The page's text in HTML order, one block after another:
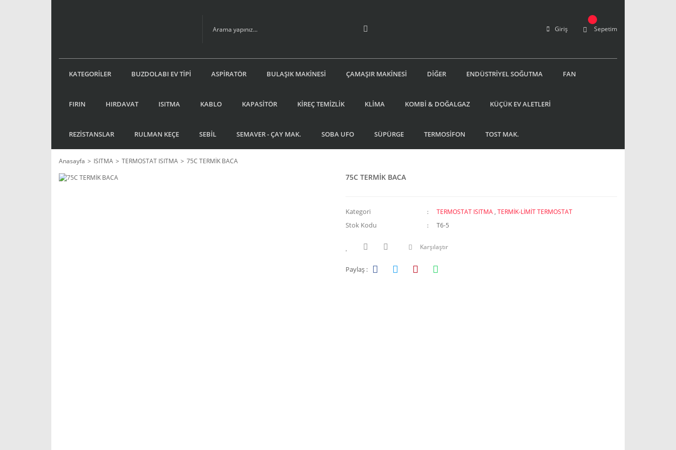
Giriş Sepetim
KATEGORİLER BUZDOLABI EV TİPİ ASPİRATÖR BULAŞIK MAKİNESİ ÇAMAŞIR MAKİNESİ DİĞER ENDÜSTRİYEL SOĞUTMA FAN
FIRIN HIRDAVAT ISITMA KABLO KAPASİTÖR KİREÇ TEMİZLİK KLİMA KOMBİ & DOĞALGAZ KÜÇÜK EV ALETLERİ
REZİSTANSLAR RULMAN KEÇE SEBİL SEMAVER - ÇAY MAK. SOBA UFO SÜPÜRGE TERMOSİFON TOST MAK.
Anasayfa ISITMA TERMOSTAT ISITMA 75C TERMİK BACA
75C TERMİK BACA
Kategori TERMOSTAT ISITMA , TERMİK-LİMİT TERMOSTAT
Stok Kodu T6-5
Karşılaştır
Paylaş :